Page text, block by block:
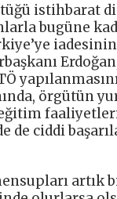
istihbarat
bugüne
iadesinin
örgütün
de ciddi
artık